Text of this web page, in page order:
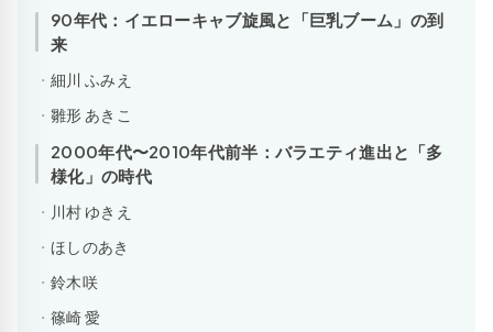
90年代：イエローキャブ旋風と「巨乳ブーム」の到
来
細川 ふみえ
雛形 あきこ
2000年代〜2010年代前半：バラエティ進出と「多
様化」の時代
川村 ゆきえ
ほしのあき
鈴木咲
篠崎 愛